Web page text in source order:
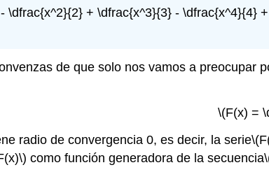
\dfrac{x^2}{2} + \dfrac{x^3}{3} - \dfrac{x^4}{4}
de que solo nos vamos a preocupar
\(F(x) =
radio de convergencia 0, es decir, la serie
como función generadora de la secuencia